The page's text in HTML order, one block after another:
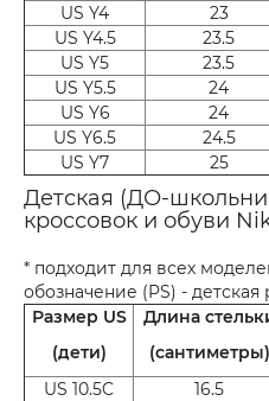
US Y4
23
US Y4.5
23.5
US Y5
23.5
US Y5.5
24
US Y6
24
US Y6.5
24.5
US Y7
25
Детская (ДО-
кроссовок и обуви
* подходит для всех
обозначение (PS) - детская
Размер US
(дети)
Длина
(сантиметры)
US 10.5C 16.5